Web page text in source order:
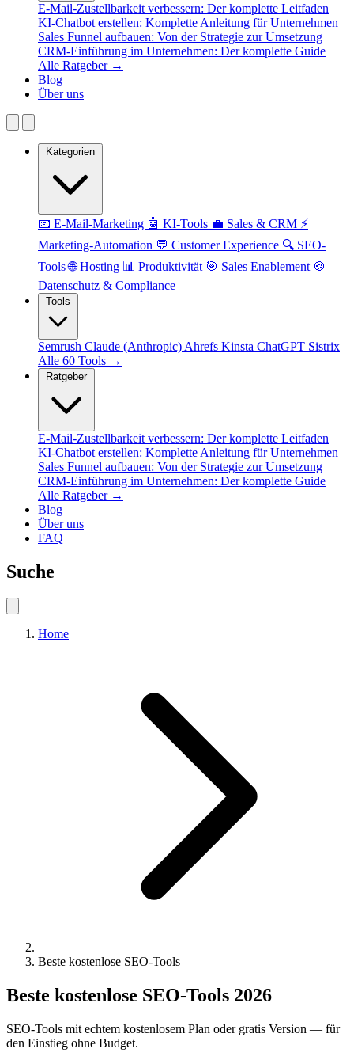
E-Mail-Zustellbarkeit verbessern: Der komplette Leitfaden
KI-Chatbot erstellen: Komplette Anleitung für Unternehmen
Sales Funnel aufbauen: Von der Strategie zur Umsetzung
CRM-Einführung im Unternehmen: Der komplette Guide
Alle Ratgeber →
Blog
Über uns
📧 E-Mail-Marketing 🤖 KI-Tools 💼 Sales & CRM ⚡
Marketing-Automation 💬 Customer Experience 🔍 SEO-
Tools🌐 Hosting 📊 Produktivität 🎯 Sales Enablement 🍪
Datenschutz & Compliance
Semrush Claude (Anthropic) Ahrefs Kinsta ChatGPT Sistrix
Alle 60 Tools →
Ratgeber
E-Mail-Zustellbarkeit verbessern: Der komplette Leitfaden
KI-Chatbot erstellen: Komplette Anleitung für Unternehmen
Sales Funnel aufbauen: Von der Strategie zur Umsetzung
CRM-Einführung im Unternehmen: Der komplette Guide
Alle Ratgeber →
Blog
Über uns
FAQ
Suche
Home
Beste kostenlose SEO-Tools
Beste kostenlose SEO-Tools 2026
SEO-Tools mit echtem kostenlosem Plan oder gratis Version — für
den Einstieg ohne Budget.